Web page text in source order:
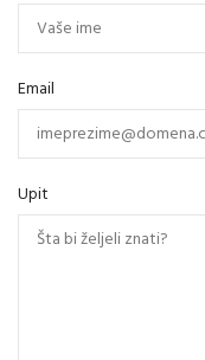
Email
Upit